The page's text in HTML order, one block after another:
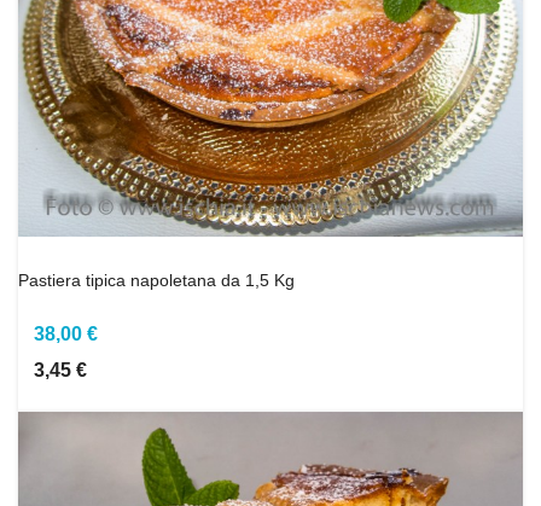
Pastiera tipica napoletana da 1,5 Kg
38,00 €
3,45 €